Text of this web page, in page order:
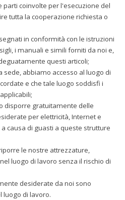
parti coinvolte per l'esecuzione del
tutta la cooperazione richiesta o
in conformità con le istruzioni
i manuali e simili forniti da noi e,
questi articoli;
sede, abbiamo accesso al luogo di
e che tale luogo soddisfi i
disporre gratuitamente delle
per elettricità, Internet e
causa di guasti a queste strutture
le nostre attrezzature,
luogo di lavoro senza il rischio di
desiderate da noi sono
luogo di lavoro.